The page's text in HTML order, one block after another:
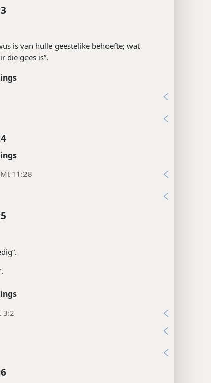
is van hulle geestelike behoefte; wat
die gees is”.
11:28
3:2